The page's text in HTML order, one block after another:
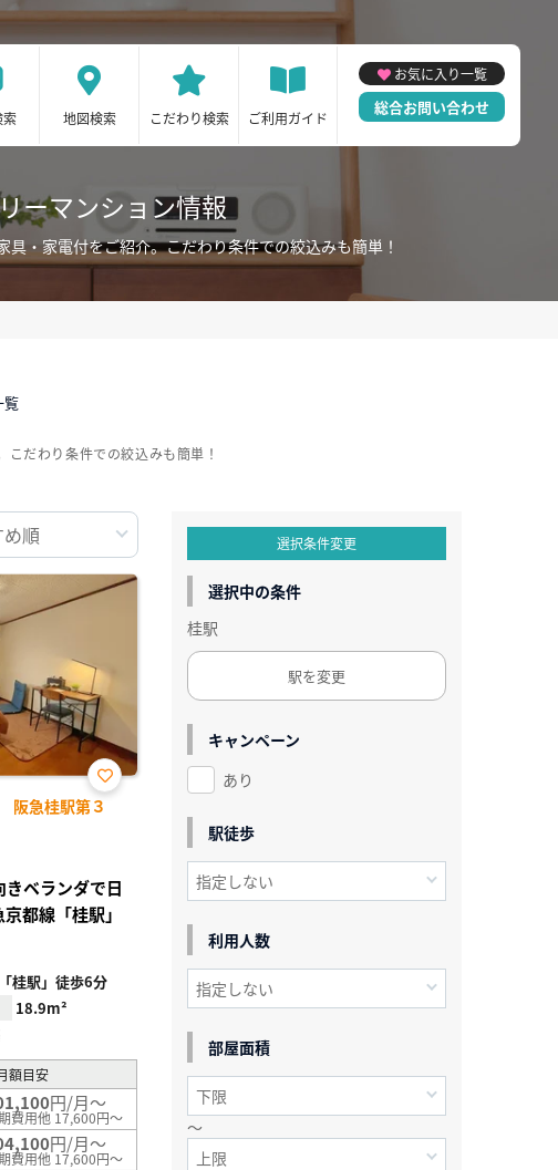
索 地図検索 こだわり検索 ご利用ガイド
お気に入り一覧
総合お問い合わせ
ーマンション情報
・家電付をご紹介。こだわり条件での絞込みも簡単！
覧
阪急桂駅第３
お気
に入
ベランダで日
都線「桂駅」
桂駅」徒歩6分
18.9m²
額目安
円/月～
費用他 17,600円～
円/月～
費用他 17,600円～
だわり条件での絞込みも簡単！
選択条件変更
選択中の条件
桂駅
駅を変更
キャンペーン
あり
駅徒歩
利用人数
部屋面積
～